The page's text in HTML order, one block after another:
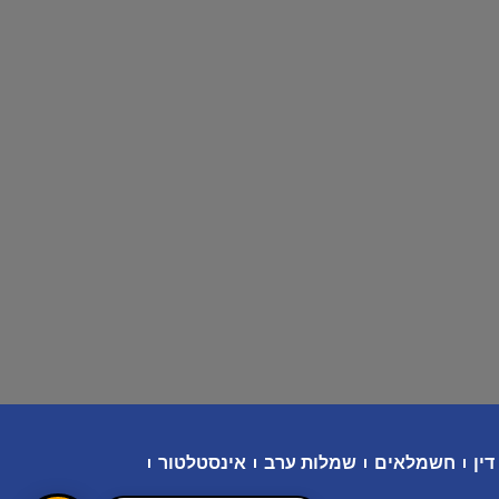
חשמלאים שמלות ערב אינסטלטור